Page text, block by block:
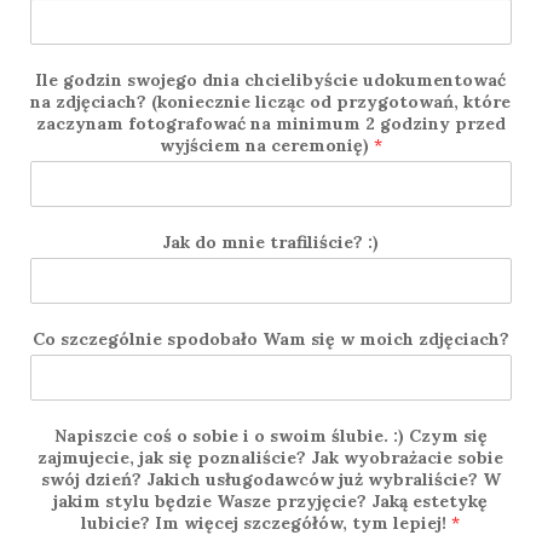
Ile godzin swojego dnia chcielibyście udokumentować
na zdjęciach? (koniecznie licząc od przygotowań, które
zaczynam fotografować na minimum 2 godziny przed
wyjściem na ceremonię) *
Jak do mnie trafiliście? :)
Co szczególnie spodobało Wam się w moich zdjęciach?
Napiszcie coś o sobie i o swoim ślubie. :) Czym się
zajmujecie, jak się poznaliście? Jak wyobrażacie sobie
swój dzień? Jakich usługodawców już wybraliście? W
jakim stylu będzie Wasze przyjęcie? Jaką estetykę
lubicie? Im więcej szczegółów, tym lepiej!*